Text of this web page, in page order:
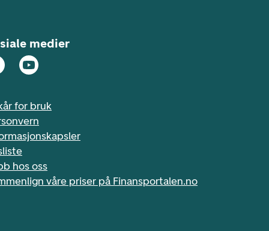
medier
for bruk
hos oss
våre priser på Finansportalen.no